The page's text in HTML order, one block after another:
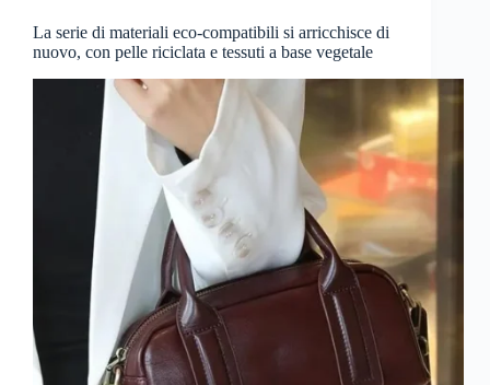
La serie di materiali eco-compatibili si arricchisce di
nuovo, con pelle riciclata e tessuti a base vegetale